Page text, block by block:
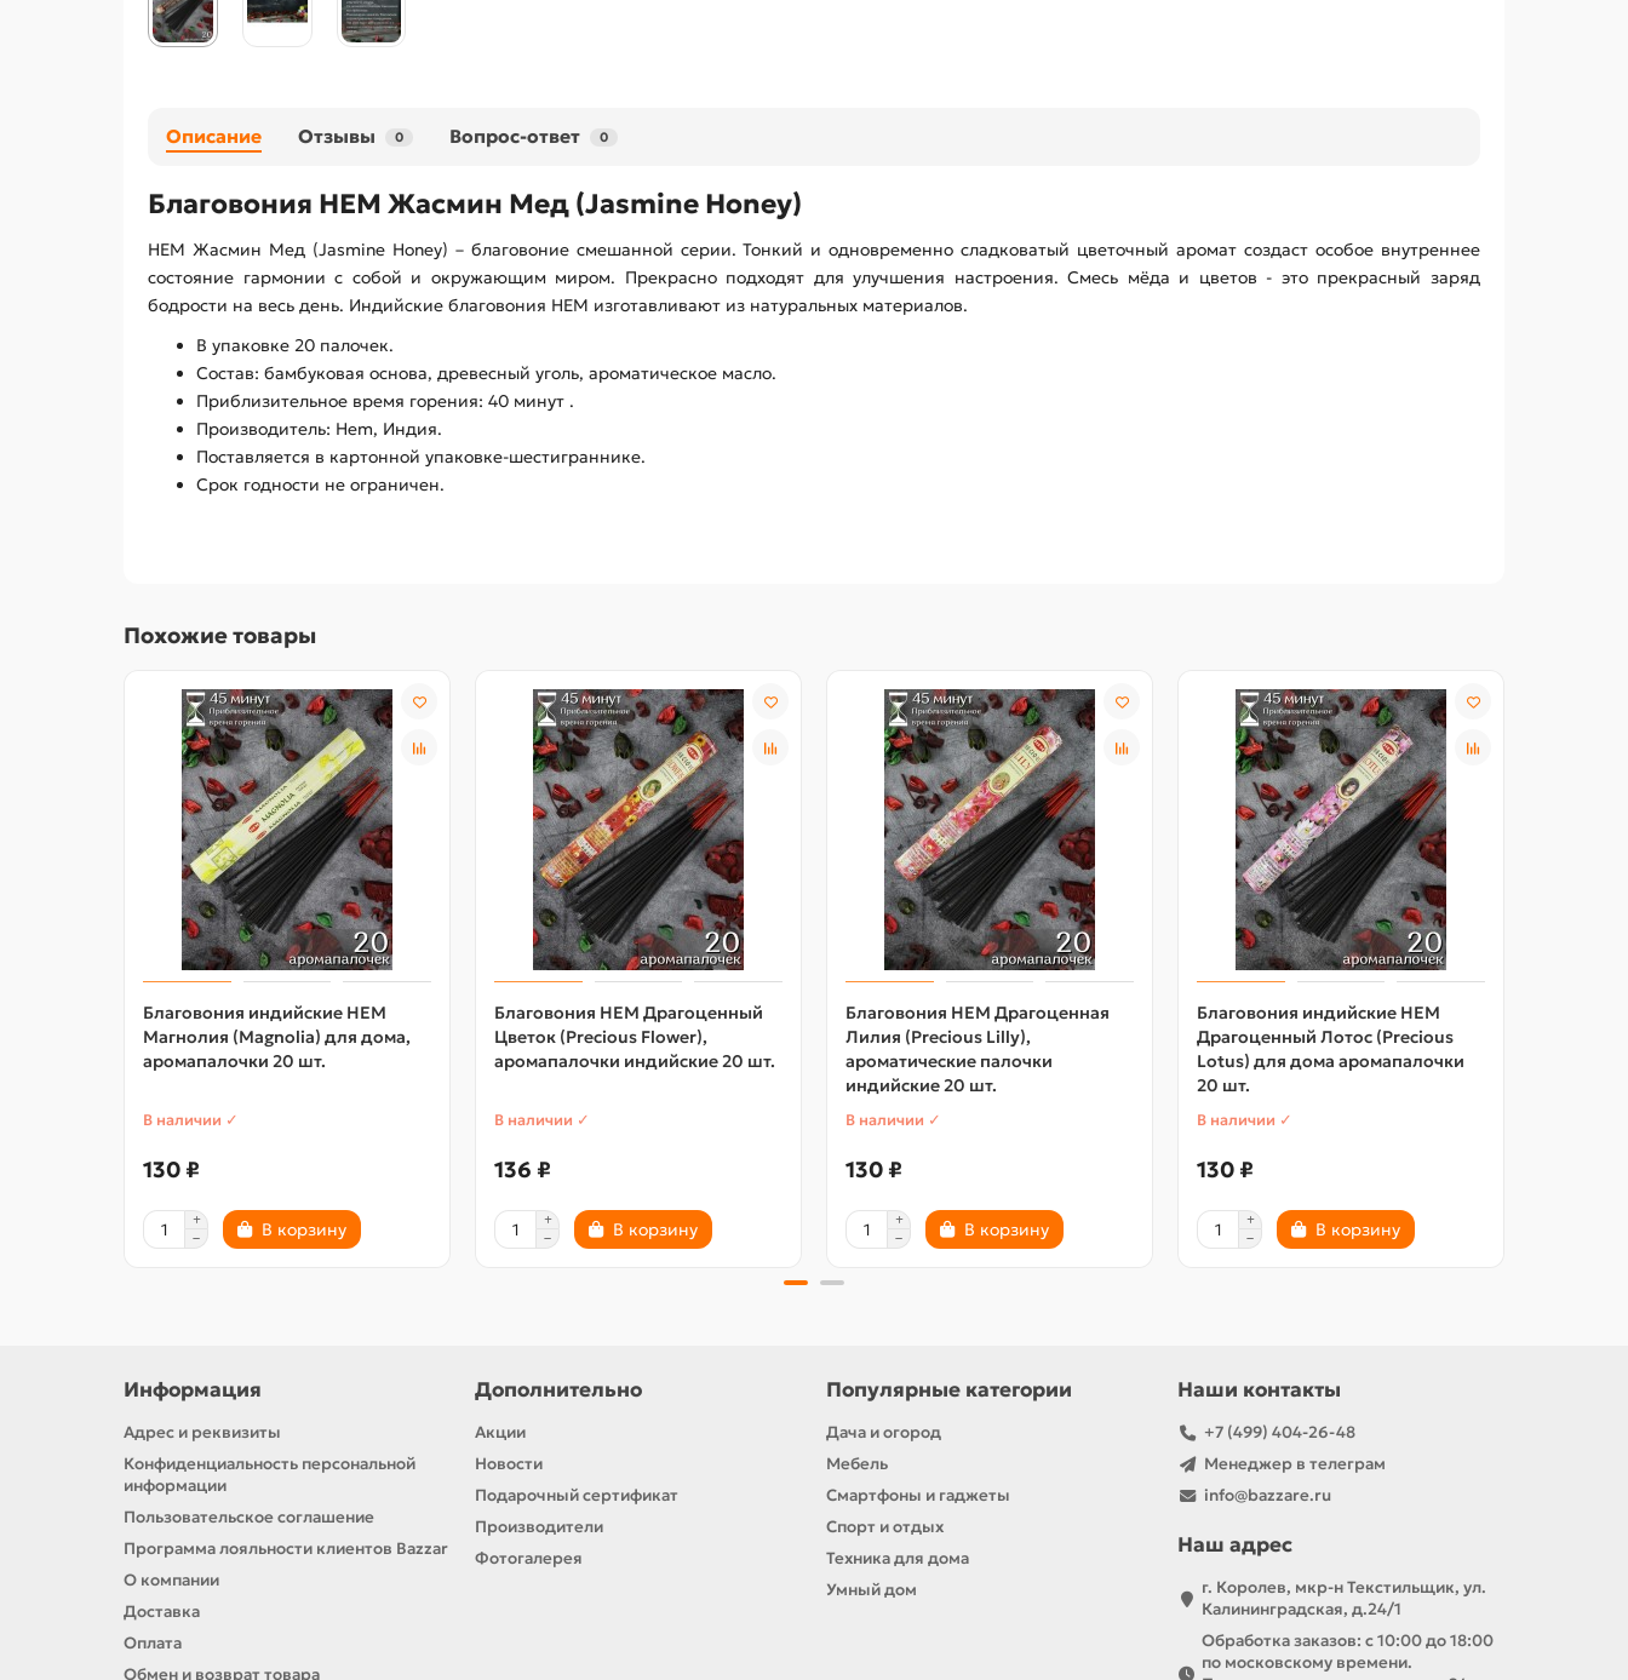
Описание Отзывы 0 Вопрос-ответ 0
Благовония HEM Жасмин Мед (Jasmine Honey)
HEM Жасмин Мед (Jasmine Honey) – благовоние смешанной серии. Тонкий и одновременно сладковатый цветочный аромат создаст особое внутреннее
состояние гармонии с собой и окружающим миром. Прекрасно подходят для улучшения настроения. Смесь мёда и цветов - это прекрасный заряд
бодрости на весь день. Индийские благовония HEM изготавливают из натуральных материалов.
В упаковке 20 палочек.
Состав: бамбуковая основа, древесный уголь, ароматическое масло.
Приблизительное время горения: 40 минут .
Производитель: Hem, Индия.
Поставляется в картонной упаковке-шестиграннике.
Срок годности не ограничен.
Похожие товары
Благовония индийские HEM
Магнолия (Magnolia) для дома,
аромапалочки 20 шт.
В наличии ✓
130 ₽
В корзину
Благовония HEM Драгоценный
Цветок (Precious Flower),
аромапалочки индийские 20 шт.
В наличии ✓
136 ₽
В корзину
Благовония HEM Драгоценная
Лилия (Precious Lilly),
ароматические палочки
индийские 20 шт.
В наличии ✓
130 ₽
В корзину
Благовония индийские HEM
Драгоценный Лотос (Precious
Lotus) для дома аромапалочки
20 шт.
В наличии ✓
130 ₽
В корзину
Информация
Адрес и реквизиты
Конфиденциальность персональной
информации
Пользовательское соглашение
Программа лояльности клиентов Bazzar
О компании
Доставка
Оплата
Обмен и возврат товара
Дополнительно
Акции
Новости
Подарочный сертификат
Производители
Фотогалерея
Популярные категории
Дача и огород
Мебель
Смартфоны и гаджеты
Спорт и отдых
Техника для дома
Умный дом
Наши контакты
+7 (499) 404-26-48
Менеджер в телеграм
info@bazzare.ru
Наш адрес
г. Королев, мкр-н Текстильщик, ул.
Калининградская, д.24/1
Обработка заказов: с 10:00 до 18:00
по московскому времени.